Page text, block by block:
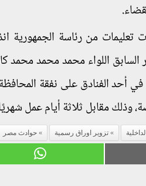
من رئاسة الجمهورية
اللواء محمد محمد محمد
أحد الفنادق على نفقة
وذلك مقابل ثلاثة أيام عمل
تزوير اوراق رسمية حوادث مصر